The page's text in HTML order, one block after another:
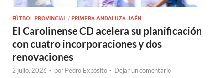
FÚTBOL PROVINCIAL / PRIMERA ANDALUZA JAÉN
El Carolinense CD acelera su planificación
con cuatro incorporaciones y dos
renovaciones
2 julio, 2026 - por Pedro Expósito - Dejar un comentario